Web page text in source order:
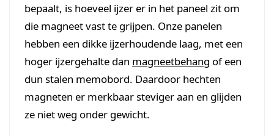
bepaalt, is hoeveel ijzer er in het paneel zit om
die magneet vast te grijpen. Onze panelen
hebben een dikke ijzerhoudende laag, met een
hoger ijzergehalte dan magneetbehang of een
dun stalen memobord. Daardoor hechten
magneten er merkbaar steviger aan en glijden
ze niet weg onder gewicht.